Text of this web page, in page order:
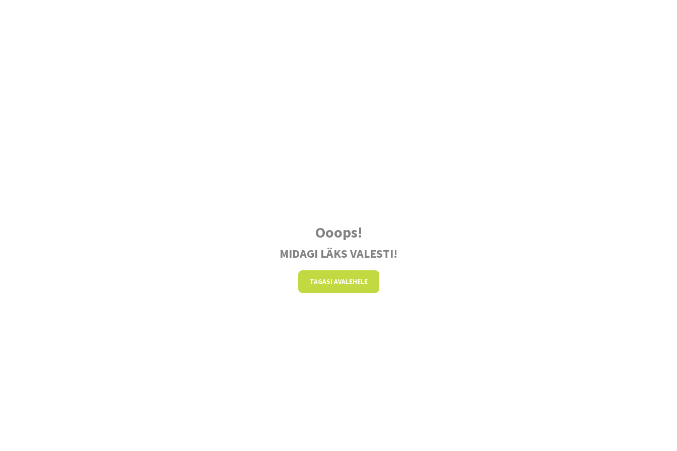
Ooops!
MIDAGI LÄKS VALESTI!
TAGASI AVALEHELE